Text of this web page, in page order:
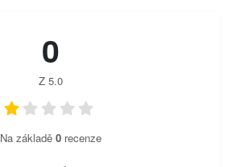
0
Z 5.0
Na základě 0recenze